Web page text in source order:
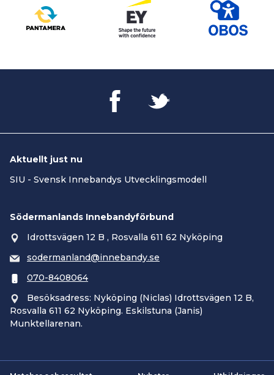
Aktuellt just nu
SIU - Svensk Innebandys Utvecklingsmodell
Södermanlands Innebandyförbund
Idrottsvägen 12 B , Rosvalla 611 62 Nyköping
sodermanland@innebandy.se
070-8408064
Besöksadress: Nyköping (Niclas) Idrottsvägen 12 B,
Rosvalla 611 62 Nyköping. Eskilstuna (Janis)
Munktellarenan.